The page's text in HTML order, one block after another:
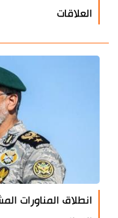
العلاقات
انطلاق المناورات